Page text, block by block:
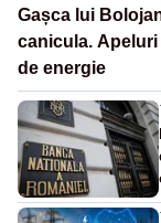
Gașca lui
canicula.
de energie